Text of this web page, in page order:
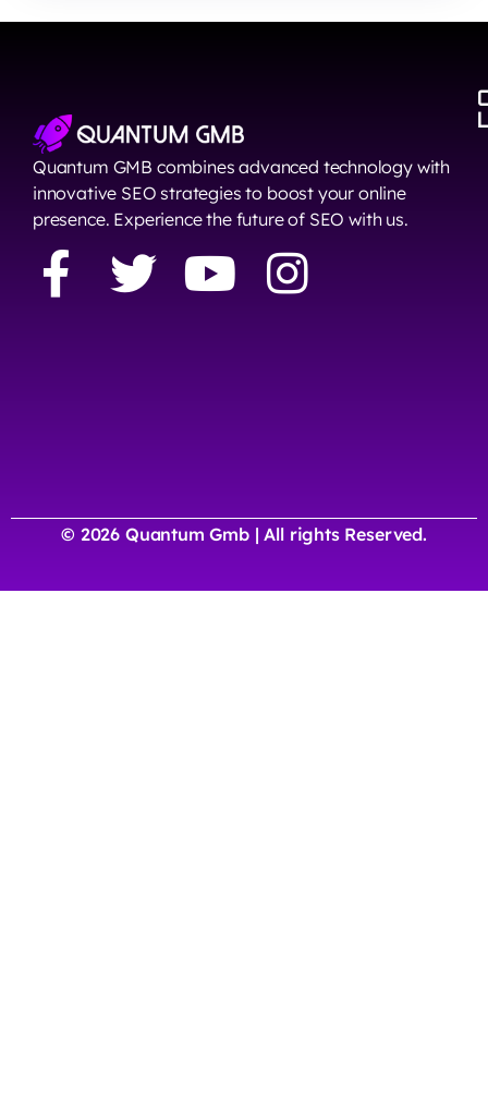
Quantum GMB combines advanced technology with
innovative SEO strategies to boost your online
presence. Experience the future of SEO with us.
© 2026 Quantum Gmb | All rights Reserved.